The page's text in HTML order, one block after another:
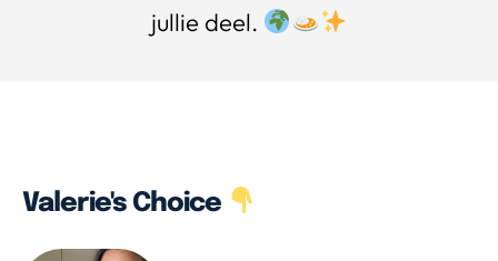
jullie deel.
Valerie's Choice